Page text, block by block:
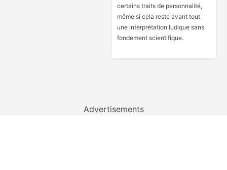
certains traits de personnalité,
même si cela reste avant tout
une interprétation ludique sans
fondement scientifique.
Advertisements